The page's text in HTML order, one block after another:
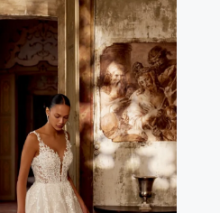
che proseguono lungo lo
L’orlo della gonna è
pizzo smerlato con finitura